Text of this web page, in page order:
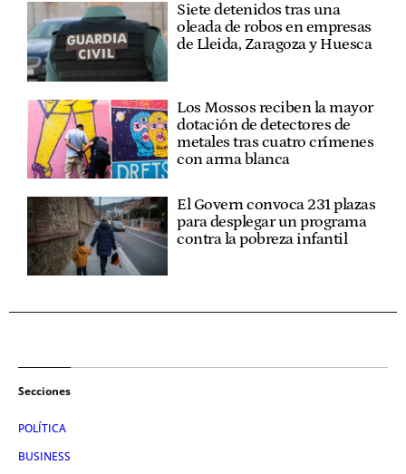
Siete detenidos tras una
oleada de robos en empresas
de Lleida, Zaragoza y Huesca
Los Mossos reciben la mayor
dotación de detectores de
metales tras cuatro crímenes
con arma blanca
El Govern convoca 231 plazas
para desplegar un programa
contra la pobreza infantil
Secciones
POLÍTICA
BUSINESS